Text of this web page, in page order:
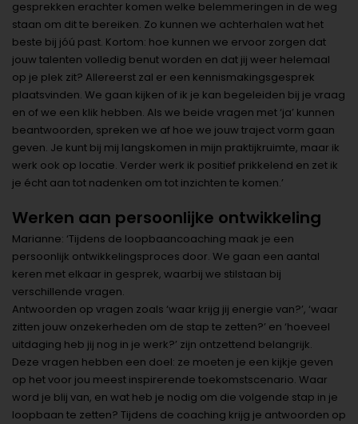
gesprekken erachter komen welke belemmeringen in de weg
staan om dit te bereiken. Zo kunnen we achterhalen wat het
beste bij jóú past. Kortom: hoe kunnen we ervoor zorgen dat
jouw talenten volledig benut worden en dat jij weer helemaal
op je plek zit? Allereerst zal er een kennismakingsgesprek
plaatsvinden. We gaan kijken of ik je kan begeleiden bij je vraag
en of we een klik hebben. Als we beide vragen met ‘ja’ kunnen
beantwoorden, spreken we af hoe we jouw traject vorm gaan
geven. Je kunt bij mij langskomen in mijn praktijkruimte, maar ik
werk ook op locatie. Verder werk ik positief prikkelend en zet ik
je écht aan tot nadenken om tot inzichten te komen.’
Werken aan persoonlijke ontwikkeling
Marianne: ‘Tijdens de loopbaancoaching maak je een
persoonlijk ontwikkelingsproces door. We gaan een aantal
keren met elkaar in gesprek, waarbij we stilstaan bij
verschillende vragen.
Antwoorden op vragen zoals ‘waar krijg jij energie van?’, ‘waar
zitten jouw onzekerheden om de stap te zetten?’ en ‘hoeveel
uitdaging heb jij nog in je werk?’ zijn ontzettend belangrijk.
Deze vragen hebben een doel: ze moeten je een kijkje geven
op het voor jou meest inspirerende toekomstscenario. Waar
word je blij van, en wat heb je nodig om die volgende stap in je
loopbaan te zetten? Tijdens de coaching krijg je antwoorden op